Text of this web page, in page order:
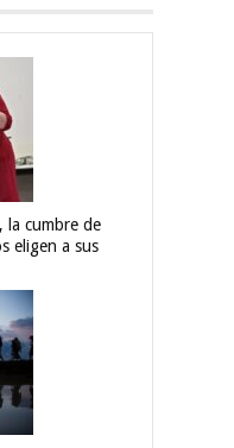
la cumbre de
eligen a sus